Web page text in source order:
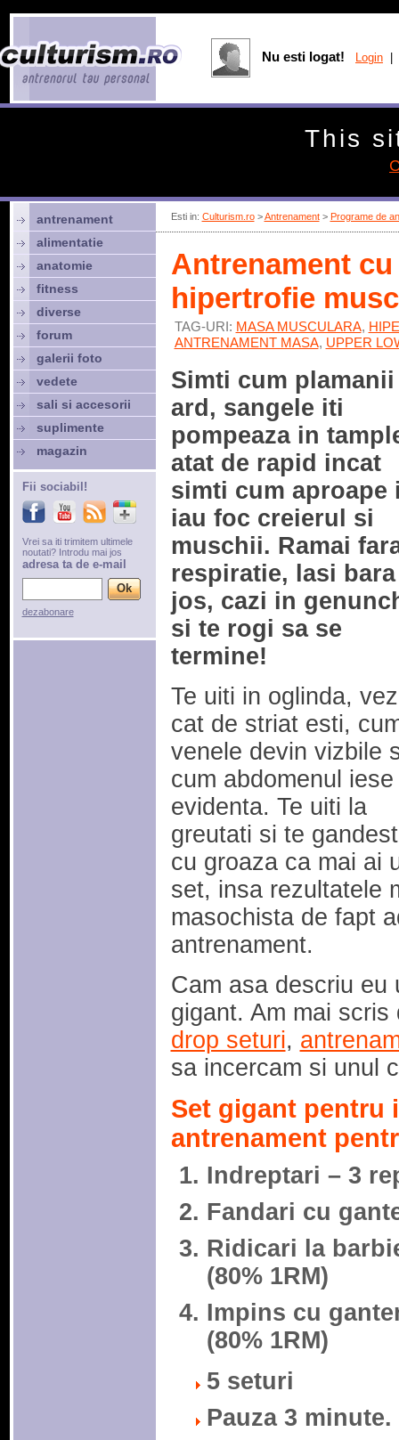
Esti in: Culturism.ro>Antrenament> Programe de
Antrenament
hipertrofie
TAG-URI: MASA MUSCULARA,
ANTRENAMENT MASA, UPPER
Simti cum
ard, sangele iti
pompeaza in
atat de rapid incat
simti cum aproape
iau foc creierul si
muschii. Ramai
respiratie, lasi bara
jos, cazi in
si te rogi sa se
termine!
Te uiti in oglinda,
cat de striat esti,
venele devin vizbile
cum abdomenul iese
evidenta. Te uiti la
greutati si te
cu groaza ca mai ai
set, insa rezultatele
masochista de fapt
antrenament.
Cam asa descriu eu
gigant. Am mai
drop seturi,
sa incercam si unul
Set gigant pentru
antrenament
Indreptari – 3
Fandari cu
Ridicari la
(80% 1RM)
Impins cu
(80% 1RM)
5 seturi
Pauza 3 minute.
antrenament
alimentatie
anatomie
fitness
diverse
forum
galerii foto
vedete
sali si accesorii
suplimente
magazin
Fii sociabil!
Vrei sa iti trimitem ultimele
noutati? Introdu mai jos
adresa ta de e-mail
dezabonare
Nu esti logat! Login
This